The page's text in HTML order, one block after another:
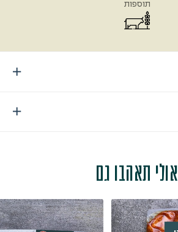
תוספות
אולי תאהבו גם